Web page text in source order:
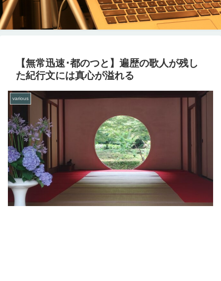
【無常迅速･都のつと】遍歴の歌人が残し
た紀行文には真心が溢れる
various